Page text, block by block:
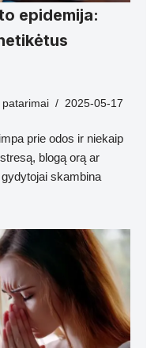
epidemija:
patarimai 2025-05-17
prie odos ir niekaip
blogą orą ar
skambina